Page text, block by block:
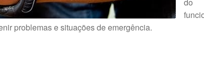
problemas e situações de emergência.